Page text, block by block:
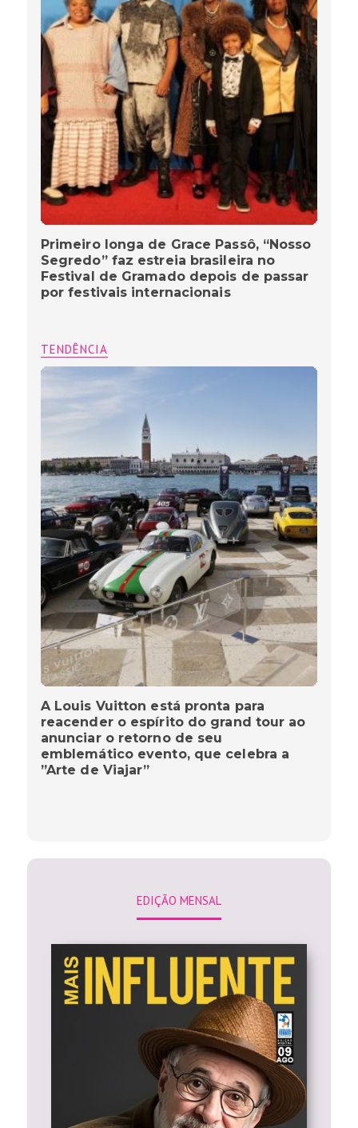
Primeiro longa de Grace Passô, “Nosso
Segredo” faz estreia brasileira no
Festival de Gramado depois de passar
por festivais internacionais
TENDÊNCIA
A Louis Vuitton está pronta para
reacender o espírito do grand tour ao
anunciar o retorno de seu
emblemático evento, que celebra a
”Arte de Viajar”
EDIÇÃO MENSAL